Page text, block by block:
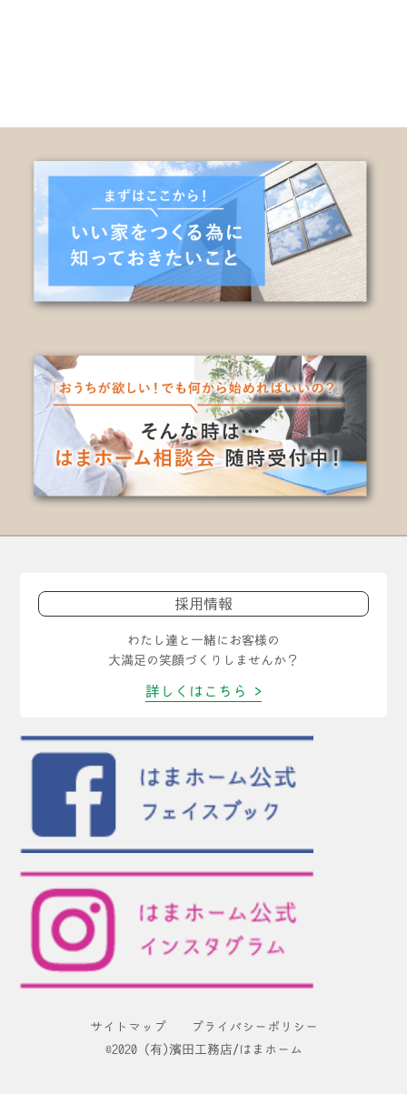
採用情報
わたし達と一緒にお客様の
大満足の笑顔づくりしませんか？
詳しくはこちら >
サイトマップ
プライバシーポリシー
©2020 (有)濱田工務店/はまホーム